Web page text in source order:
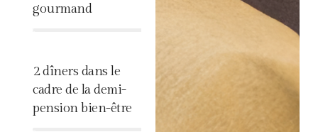
gourmand
2 dîners dans le
cadre de la demi-
pension bien-être